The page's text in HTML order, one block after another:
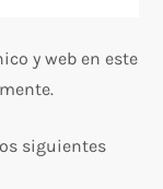
y web en este
siguientes